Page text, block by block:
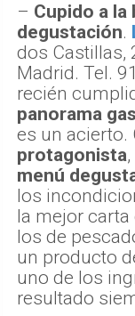
– Cupido a la
degustación.
dos Castillas,
Madrid. Tel.
recién
panorama
es un acierto.
protagonista
menú
los
la mejor
los de
un producto
uno de los
resultado